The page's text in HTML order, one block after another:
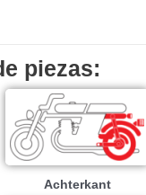
piezas:
Achterkant